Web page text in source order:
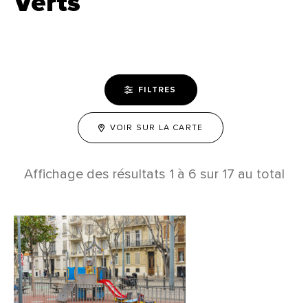
FILTRES
VOIR SUR LA CARTE
Affichage des résultats 1 à 6 sur 17 au total